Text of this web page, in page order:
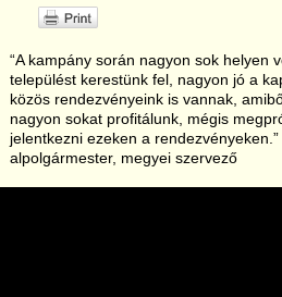
“A kampány során nagyon sok helyen
települést kerestünk fel, nagyon jó a
közös rendezvényeink is vannak,
nagyon sokat profitálunk, mégis
jelentkezni ezeken a
alpolgármester, megyei szervező